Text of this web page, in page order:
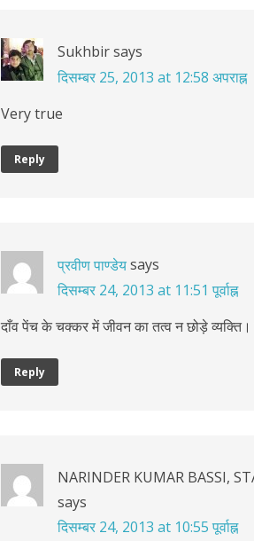
Sukhbirsays
दिसम्बर 25, 2013 at 12:58 अपराह्न
Very true
Reply
प्रवीण पाण्डेयsays
दिसम्बर 24, 2013 at 11:51 पूर्वाह्न
दाँव पेंच के चक्कर में जीवन का तत्व न छोड़े व्यक्ति।
Reply
NARINDER KUMAR BASSI,
says
दिसम्बर 24, 2013 at 10:55 पूर्वाह्न